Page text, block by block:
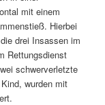
mit einem
Hierbei
drei Insassen im
Rettungsdienst
schwerverletzte
wurden mit